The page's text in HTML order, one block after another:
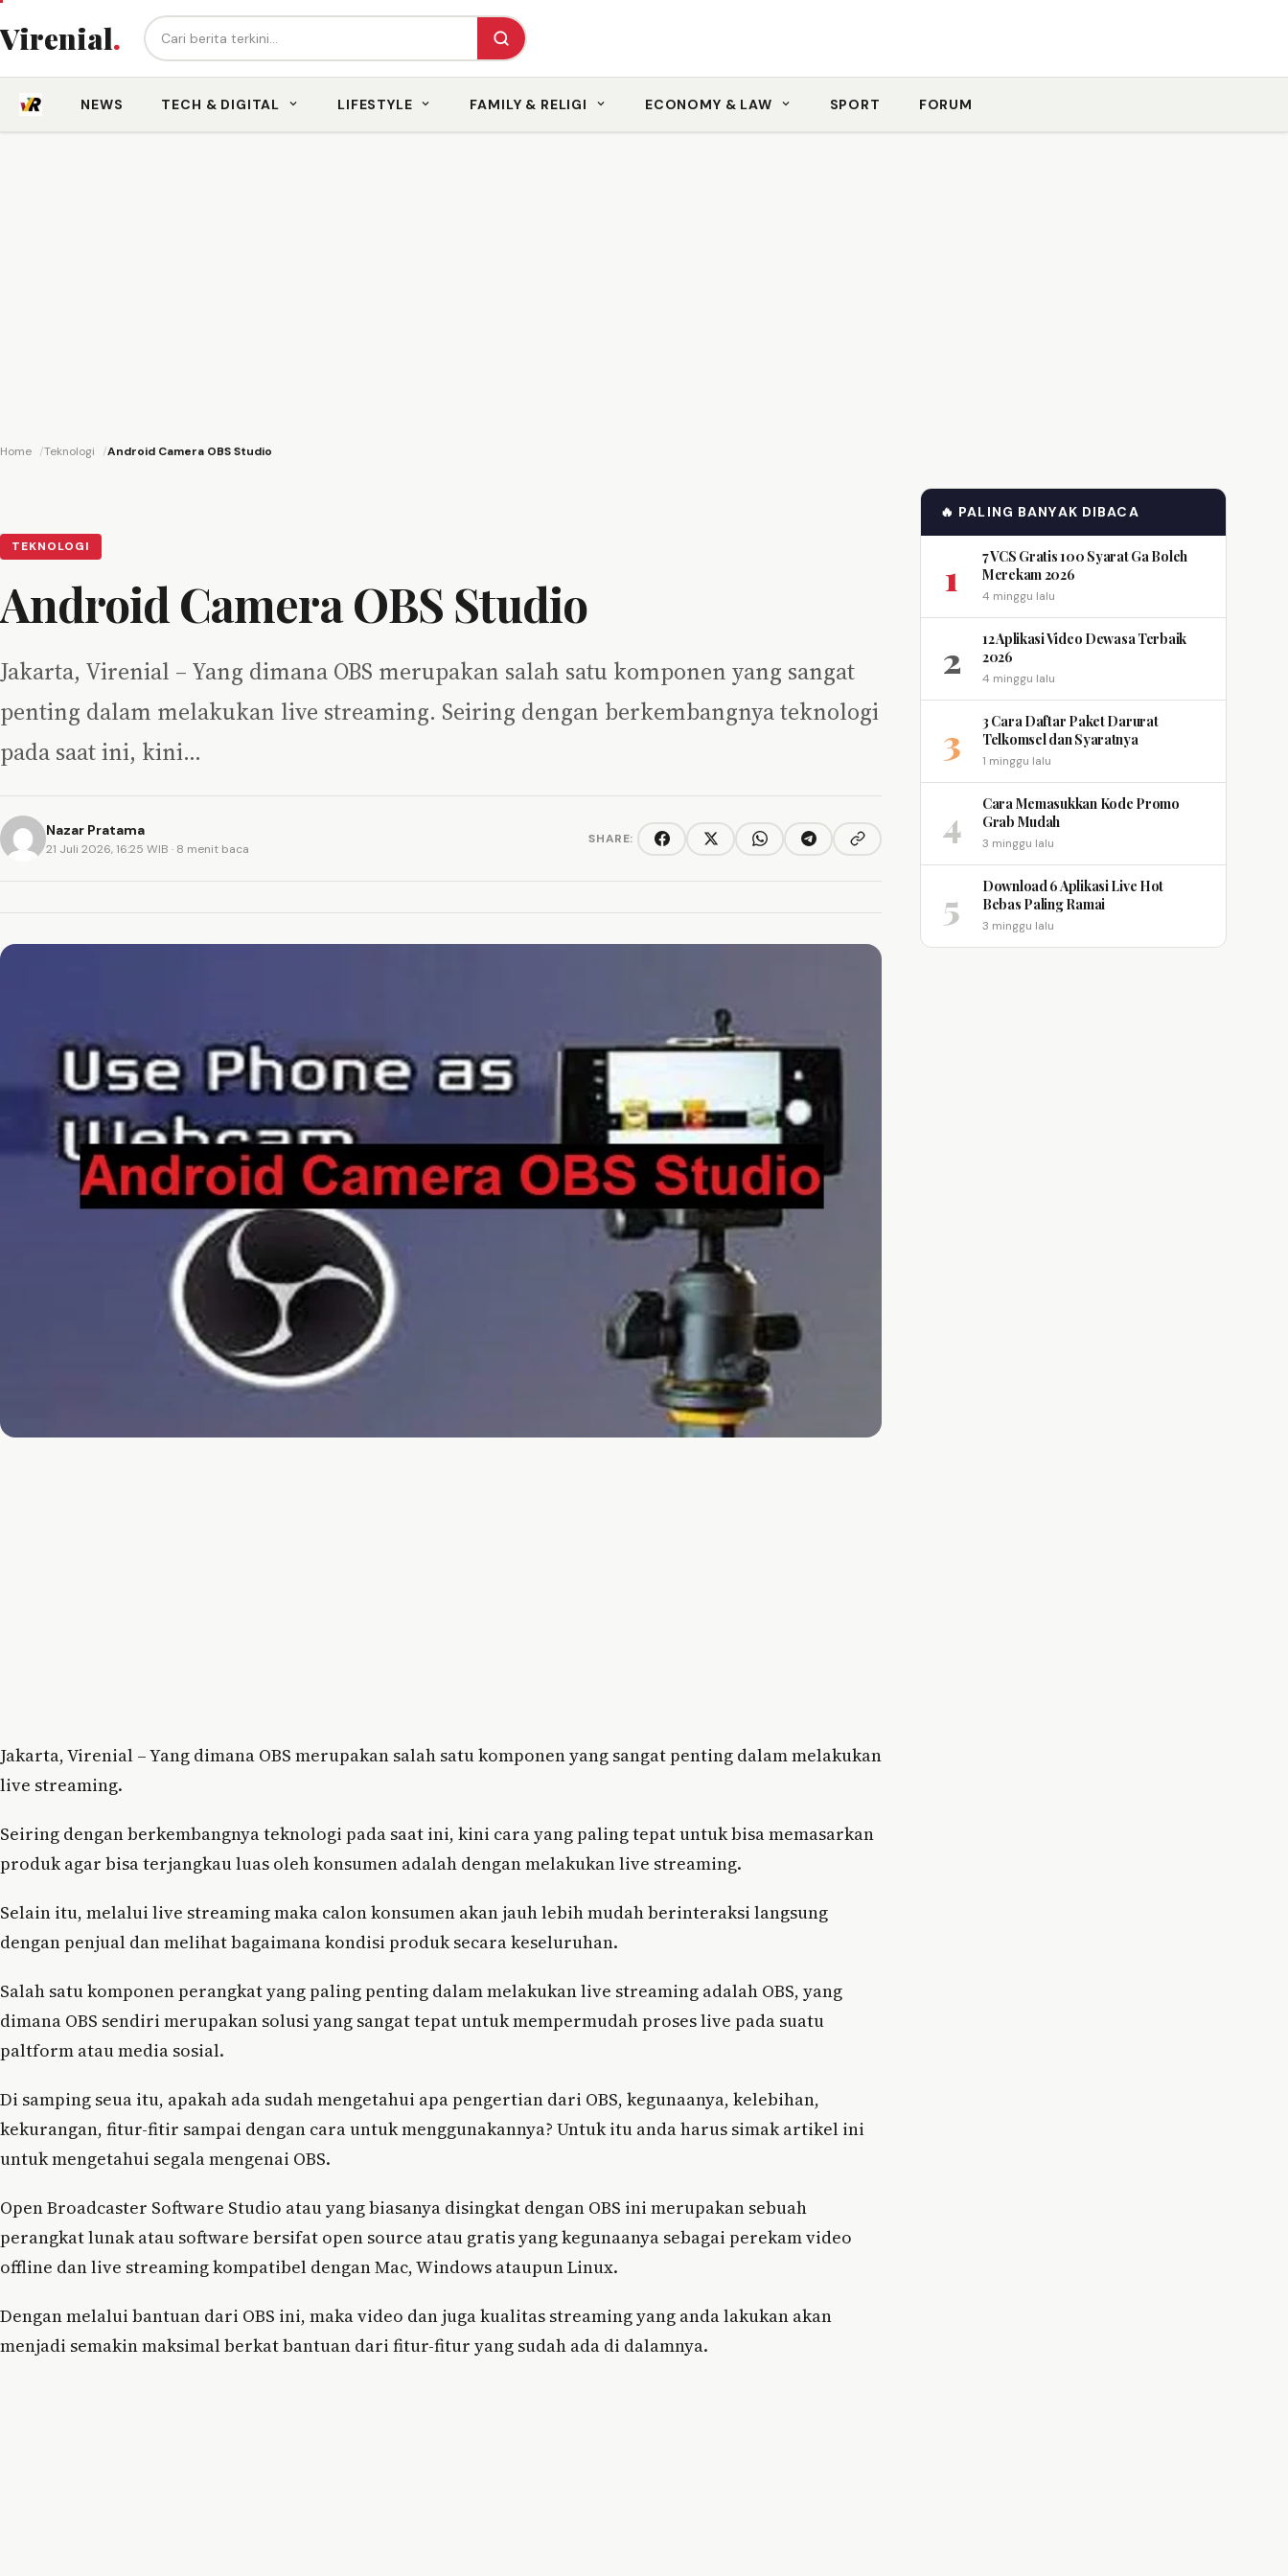
Virenial. Cari berita...
NEWS TECH & DIGITAL LIFESTYLE FAMILY & RELIGI ECONOMY & LAW SPORT FORUM
Home Teknologi Android Camera OBS Studio
TEKNOLOGI
Android Camera OBS Studio
Jakarta, Virenial – Yang dimana OBS merupakan salah satu komponen yang sangat
penting dalam melakukan live streaming. Seiring dengan berkembangnya teknologi
pada saat ini, kini…
Nazar Pratama
21 Juli 2026, 16:25 WIB · 8 menit baca
SHARE: FacebookTwitter/XWhatsAppTelegramCopy link
Jakarta, Virenial – Yang dimana OBS merupakan salah satu komponen yang sangat penting dalam melakukan
live streaming.
Seiring dengan berkembangnya teknologi pada saat ini, kini cara yang paling tepat untuk bisa memasarkan
produk agar bisa terjangkau luas oleh konsumen adalah dengan melakukan live streaming.
Selain itu, melalui live streaming maka calon konsumen akan jauh lebih mudah berinteraksi langsung
dengan penjual dan melihat bagaimana kondisi produk secara keseluruhan.
Salah satu komponen perangkat yang paling penting dalam melakukan live streaming adalah OBS, yang
dimana OBS sendiri merupakan solusi yang sangat tepat untuk mempermudah proses live pada suatu
paltform atau media sosial.
Di samping seua itu, apakah ada sudah mengetahui apa pengertian dari OBS, kegunaanya, kelebihan,
kekurangan, fitur-fitir sampai dengan cara untuk menggunakannya? Untuk itu anda harus simak artikel ini
untuk mengetahui segala mengenai OBS.
Open Broadcaster Software Studio atau yang biasanya disingkat dengan OBS ini merupakan sebuah
perangkat lunak atau software bersifat open source atau gratis yang kegunaanya sebagai perekam video
offline dan live streaming kompatibel dengan Mac, Windows ataupun Linux.
Dengan melalui bantuan dari OBS ini, maka video dan juga kualitas streaming yang anda lakukan akan
menjadi semakin maksimal berkat bantuan dari fitur-fitur yang sudah ada di dalamnya.
🔥 PALING BANYAK DIBACA
1
7 VCS Gratis 100 Syarat Ga Boleh
Merekam 2026
4 minggu lalu
2
12 Aplikasi Video Dewasa Terbaik
2026
4 minggu lalu
3
3 Cara Daftar Paket Darurat
Telkomsel dan Syaratnya
1 minggu lalu
4
Cara Memasukkan Kode Promo
Grab Mudah
3 minggu lalu
5
Download 6 Aplikasi Live Hot
Bebas Paling Ramai
3 minggu lalu